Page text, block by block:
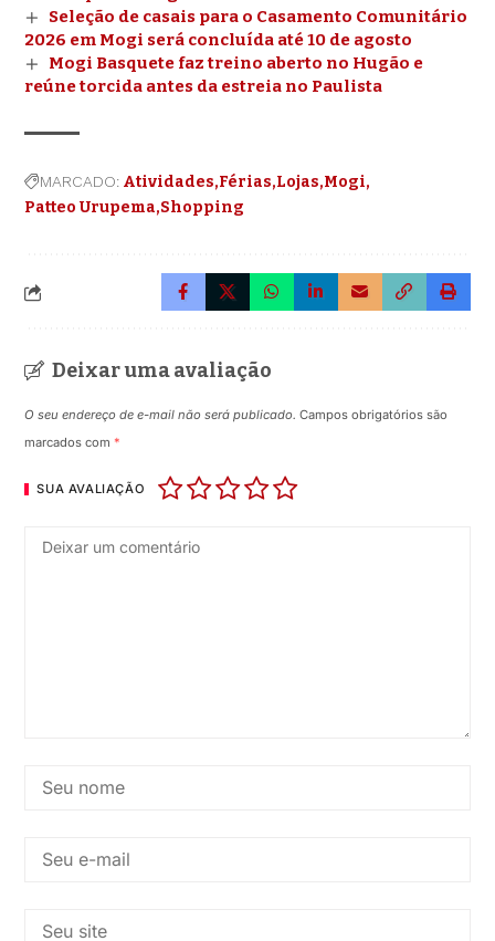
Seleção de casais para o Casamento Comunitário
2026 em Mogi será concluída até 10 de agosto
Mogi Basquete faz treino aberto no Hugão e
reúne torcida antes da estreia no Paulista
MARCADO: Atividades Férias Lojas Mogi
Patteo Urupema Shopping
Deixar uma avaliação
O seu endereço de e-mail não será publicado. Campos obrigatórios são
marcados com*
SUA AVALIAÇÃO